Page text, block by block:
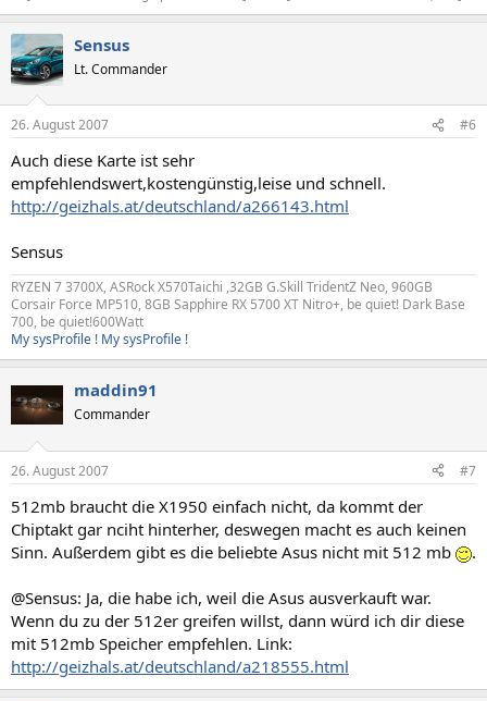
Sensus
Lt. Commander
26. August 2007 #6
Auch diese Karte ist sehr
empfehlendswert,kostengünstig,leise und schnell.
http://geizhals.at/deutschland/a266143.html
Sensus
RYZEN 7 3700X, ASRock X570Taichi ,32GB G.Skill TridentZ Neo, 960GB
Corsair Force MP510, 8GB Sapphire RX 5700 XT Nitro+, be quiet! Dark Base
700, be quiet!600Watt
My sysProfile ! My sysProfile !
maddin91
Commander
26. August 2007 #7
512mb braucht die X1950 einfach nicht, da kommt der
Chiptakt gar nciht hinterher, deswegen macht es auch keinen
Sinn. Außerdem gibt es die beliebte Asus nicht mit 512 mb
.
@Sensus: Ja, die habe ich, weil die Asus ausverkauft war.
Wenn du zu der 512er greifen willst, dann würd ich dir diese
mit 512mb Speicher empfehlen. Link:
http://geizhals.at/deutschland/a218555.html